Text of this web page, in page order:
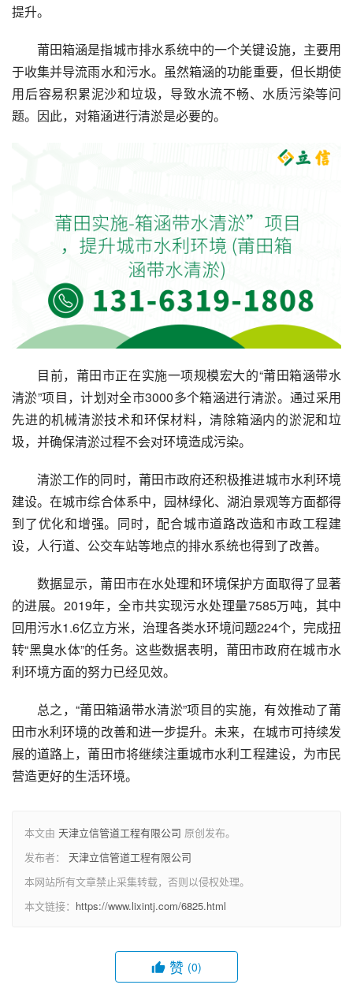
提升。
莆田箱涵是指城市排水系统中的一个关键设施，主要用
于收集并导流雨水和污水。虽然箱涵的功能重要，但长期使
用后容易积累泥沙和垃圾，导致水流不畅、水质污染等问
题。因此，对箱涵进行清淤是必要的。
目前，莆田市正在实施一项规模宏大的“莆田箱涵带水
清淤”项目，计划对全市3000多个箱涵进行清淤。通过采用
先进的机械清淤技术和环保材料，清除箱涵内的淤泥和垃
圾，并确保清淤过程不会对环境造成污染。
清淤工作的同时，莆田市政府还积极推进城市水利环境
建设。在城市综合体系中，园林绿化、湖泊景观等方面都得
到了优化和增强。同时，配合城市道路改造和市政工程建
设，人行道、公交车站等地点的排水系统也得到了改善。
数据显示，莆田市在水处理和环境保护方面取得了显著
的进展。2019年，全市共实现污水处理量7585万吨，其中
回用污水1.6亿立方米，治理各类水环境问题224个，完成扭
转“黑臭水体”的任务。这些数据表明，莆田市政府在城市水
利环境方面的努力已经见效。
总之，“莆田箱涵带水清淤”项目的实施，有效推动了莆
田市水利环境的改善和进一步提升。未来，在城市可持续发
展的道路上，莆田市将继续注重城市水利工程建设，为市民
营造更好的生活环境。
本文由 天津立信管道工程有限公司 原创发布。
发布者： 天津立信管道工程有限公司
本网站所有文章禁止采集转载，否则以侵权处理。
本文链接： https://www.lixintj.com/6825.html
赞 (0)